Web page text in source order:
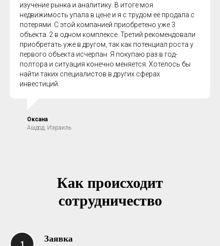
изучение рынка и аналитику. В итоге моя
недвижимость упала в цене и я с трудом её продала с
потерями. С этой компанией приобретено уже 3
объекта. 2 в одном комплексе. Третий рекомендовали
приобретать уже в другом, так как потенциал роста у
первого объекта исчерпан. Я покупаю раз в год-
полтора и ситуация конечно меняется. Хотелось бы
найти таких специалистов в других сферах
инвестиций.
Оксана
Ашдод, Израиль
Как происходит
сотрудничество
Заявка